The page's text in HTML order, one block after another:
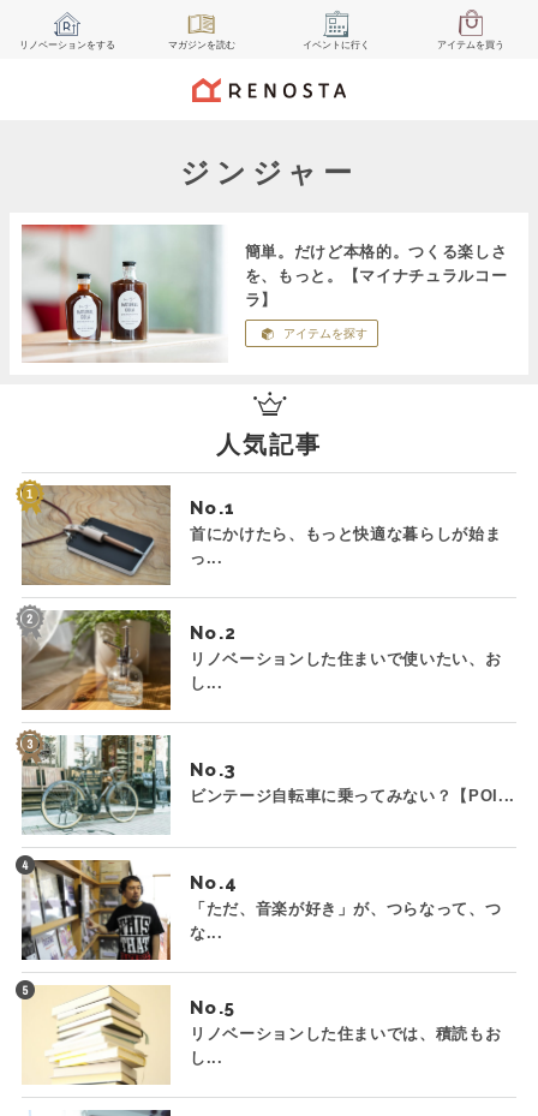
リノベーションをする マガジンを読む イベント に行く アイテムを買う
ジンジャー
簡単。だけど本格的。つくる楽しさ
を、もっと。【マイナチュラルコー
ラ】
アイテムを探す
人気記事
No.
首にかけたら、もっと快適な暮らしが始ま
っ...
No.
リノベーションした住まいで使いたい、お
し...
No.
ビンテージ自転車に乗ってみない？【POI...
No.
「ただ、音楽が好き」が、つらなって、つ
な...
No.
リノベーションした住まいでは、積読もお
し...